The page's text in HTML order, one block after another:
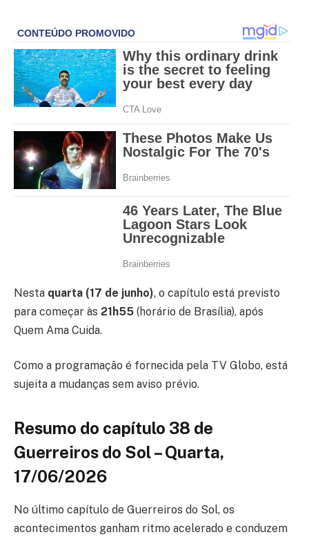
Nesta quarta (17 de junho), o capítulo está previsto
para começar às 21h55 (horário de Brasília), após
Quem Ama Cuida.
Como a programação é fornecida pela TV Globo, está
sujeita a mudanças sem aviso prévio.
Resumo do capítulo 38 de
Guerreiros do Sol – Quarta,
17/06/2026
No último capítulo de Guerreiros do Sol, os
acontecimentos ganham ritmo acelerado e conduzem